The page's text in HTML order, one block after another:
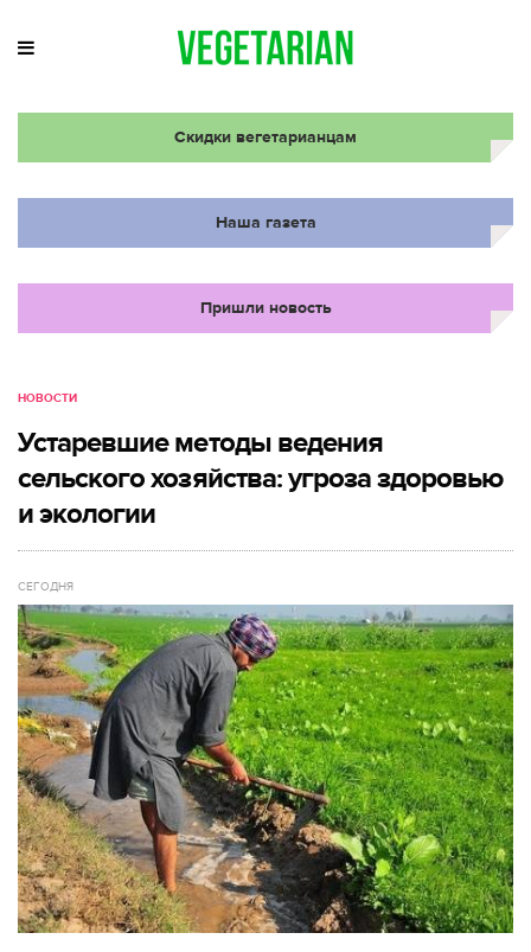
Скидки вегетарианцам
Наша газета
Пришли новость
НОВОСТИ
Устаревшие методы ведения
сельского хозяйства: угроза здоровью
и экологии
СЕГОДНЯ